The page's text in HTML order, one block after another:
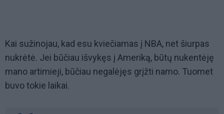
Kai sužinojau, kad esu kviečiamas į NBA, net šiurpas
nukrėtė. Jei būčiau išvykęs į Ameriką, būtų nukentėję
mano artimieji, būčiau negalėjęs grįžti namo. Tuomet
buvo tokie laikai.